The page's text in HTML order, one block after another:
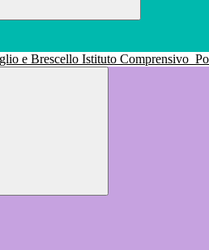
Istituto Comprensivo